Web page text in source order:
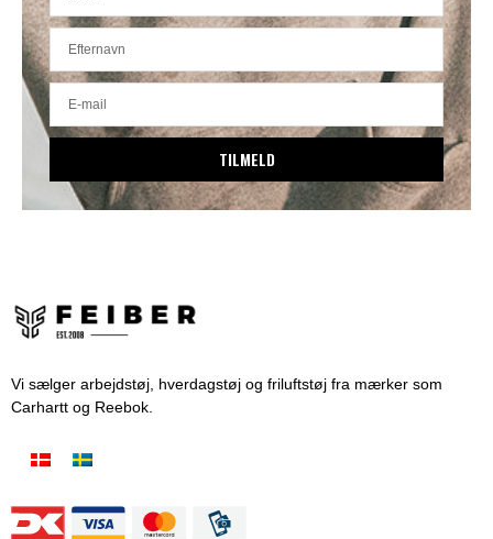
TILMELD
Vi sælger arbejdstøj, hverdagstøj og friluftstøj fra mærker som
Carhartt og Reebok.